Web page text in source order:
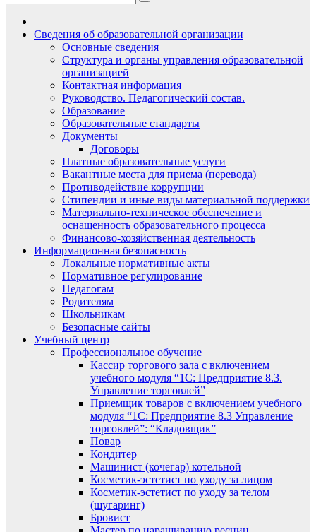
Сведения об образовательной организации
Основные сведения
Структура и органы управления образовательной
организацией
Контактная информация
Руководство. Педагогический состав.
Образование
Образовательные стандарты
Документы
Договоры
Платные образовательные услуги
Вакантные места для приема (перевода)
Противодействие коррупции
Стипендии и иные виды материальной поддержки
Материально-техническое обеспечение и
оснащенность образовательного процесса
Финансово-хозяйственная деятельность
Информационная безопасность
Локальные нормативные акты
Нормативное регулирование
Педагогам
Родителям
Школьникам
Безопасные сайты
Учебный центр
Профессиональное обучение
Кассир торгового зала с включением
учебного модуля “1С: Предприятие 8.3.
Управление торговлей”
Приемщик товаров с включением учебного
модуля “1С: Предприятие 8.3 Управление
торговлей”: “Кладовщик”
Повар
Кондитер
Машинист (кочегар) котельной
Косметик-эстетист по уходу за лицом
Косметик-эстетист по уходу за телом
(шугаринг)
Бровист